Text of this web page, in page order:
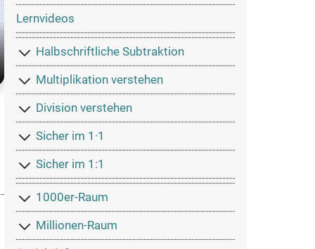
Lernvideos
Halbschriftliche Subtraktion
Multiplikation verstehen
Division verstehen
Sicher im 1·1
Sicher im 1:1
1000er-Raum
Millionen-Raum